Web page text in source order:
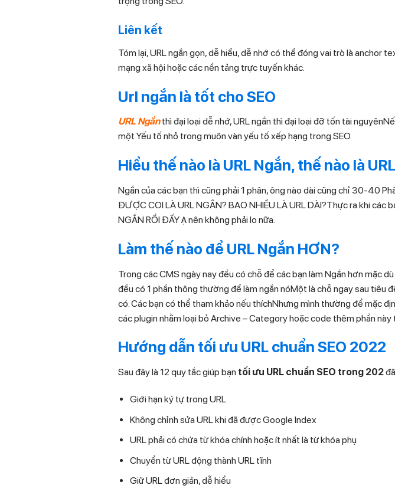
Liên kết
Tóm lại, URL ngắn gọn, dễ hiểu, dễ nhớ có thể đóng vai trò là anchor
mạng xã hội hoặc các nền tảng trực tuyến khác.
Url ngắn là tốt cho SEO
URL Ngắnthì đại loại dễ nhớ, URL ngắn thì đại loại đỡ tốn tài
một Yếu tố nhỏ trong muôn vàn yếu tố xếp hạng trong SEO.
Hiểu thế nào là URL Ngắn, thế nào là
Ngắn của các bạn thì cũng phải 1 phân, ông nào dài cũng chỉ 30-40
ĐƯỢC COI LÀ URL NGẮN? BAO NHIỀU LÀ URL DÀI?Thực ra khi các
NGẮN RỒI ĐẤY Ạ nên không phải lo nữa.
Làm thế nào để URL Ngắn HƠN?
Trong các CMS ngày nay đều có chỗ để các bạn làm Ngắn hơn mặc
đều có 1 phần thông thường để làm ngắn nóMột là chỗ ngay sau tiêu
có. Các bạn có thể tham khảo nếu thíchNhưng mình thường để mặc
các plugin nhằm loại bỏ Archive – Category hoặc code thêm phần này
Hướng dẫn tối ưu URL chuẩn SEO 2022
Sau đây là 12 quy tắc giúp bạn tối ưu URL chuẩn SEO trong 202
Giới hạn ký tự trong URL
Không chỉnh sửa URL khi đã được Google Index
URL phải có chứa từ khóa chính hoặc ít nhất là từ khóa phụ
Chuyển từ URL động thành URL tĩnh
Giữ URL đơn giản, dễ hiểu